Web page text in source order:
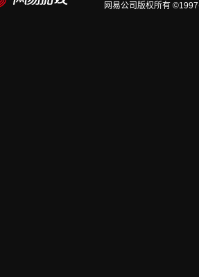
网易公司版权所有